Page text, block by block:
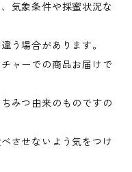
気象条件や採蜜状況な
う場合があります。
ャーでの商品お届けで
みつ由来のものですの
させないよう気をつけ